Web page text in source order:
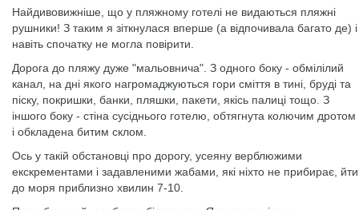
Найдивовижніше, що у пляжному готелі не видаються пляжні
рушники! З таким я зіткнулася вперше (а відпочивала багато де) і
навіть спочатку не могла повірити.
Дорога до пляжу дуже "мальовнича". З одного боку - обмілілий
канал, на дні якого нагромаджуються гори сміття в тині, бруді та
піску, покришки, банки, пляшки, пакети, якісь палиці тощо. З
іншого боку - стіна сусіднього готелю, обтягнута колючим дротом
і обкладена битим склом.
Ось у такій обстановці про дорогу, усеяну верблюжими
екскрементами і задавленими жабами, які ніхто не прибирає, йти
до моря приблизно хвилин 7-10.